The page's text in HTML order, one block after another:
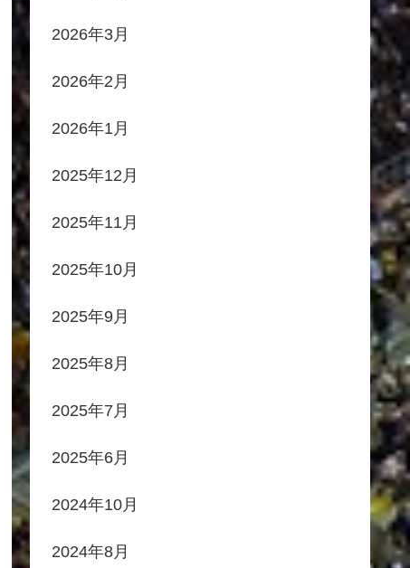
2026年3月
2026年2月
2026年1月
2025年12月
2025年11月
2025年10月
2025年9月
2025年8月
2025年7月
2025年6月
2024年10月
2024年8月